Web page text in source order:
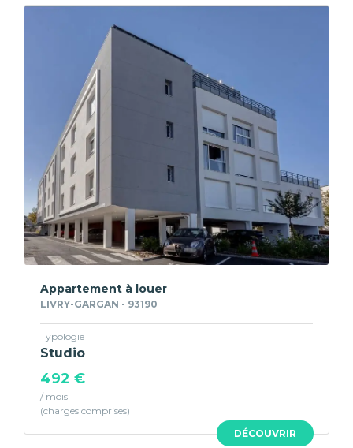
DÉCOUVRIR
Appartement à louer
LIVRY-GARGAN - 93190
Typologie
Studio
492 €
/ mois